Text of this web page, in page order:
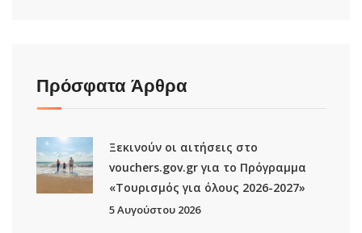
Πρόσφατα Άρθρα
Ξεκινούν οι αιτήσεις στο
vouchers.gov.gr για το Πρόγραμμα
«Τουρισμός για όλους 2026-2027»
5 Αυγούστου 2026